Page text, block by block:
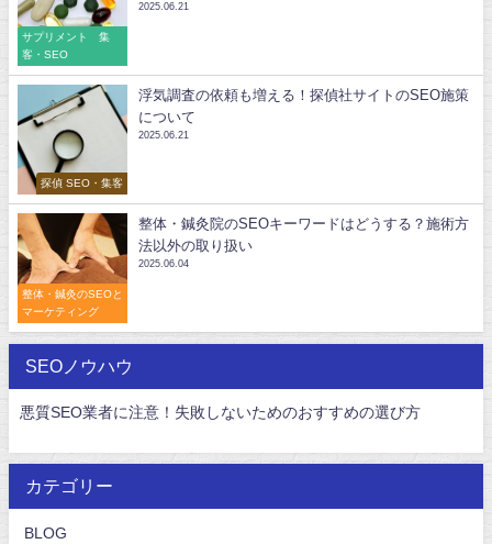
サプリメント 集
客・SEO
2025.06.21
探偵 SEO・集客
浮気調査の依頼も増える！探偵社サイトのSEO施策
について
2025.06.21
整体・鍼灸のSEOと
マーケティング
整体・鍼灸院のSEOキーワードはどうする？施術方
法以外の取り扱い
2025.06.04
SEOノウハウ
悪質SEO業者に注意！失敗しないためのおすすめの選び方
カテゴリー
BLOG